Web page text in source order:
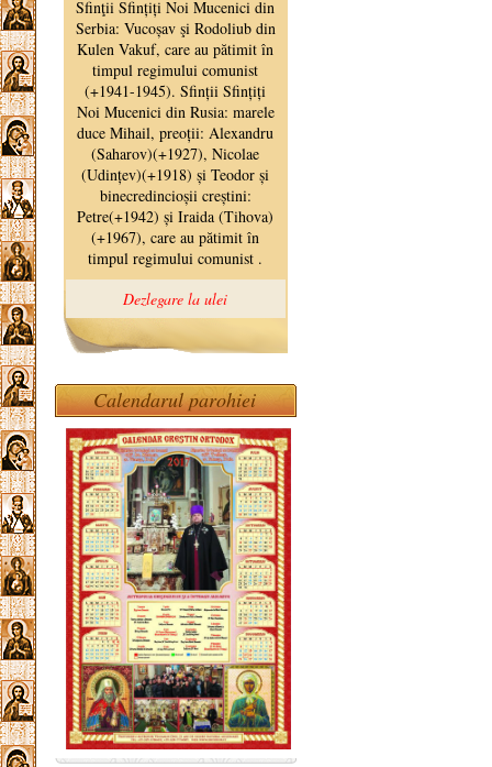
Calendarul parohiei